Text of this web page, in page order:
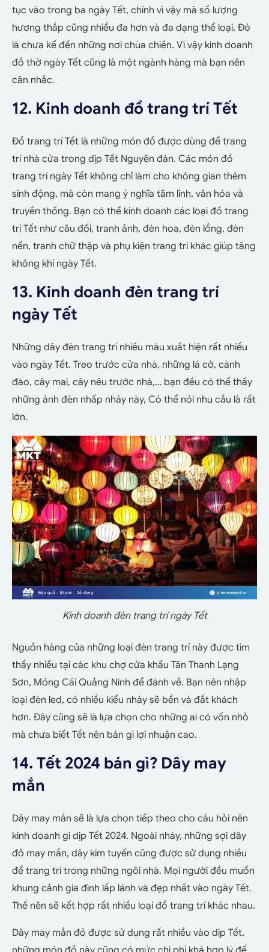
tục vào trong ba ngày Tết, chính vì vậy mà số lượng
hương thắp cũng nhiều đa hơn và đa dạng thể loại. Đó
là chưa kể đến những nơi chùa chiền. Vì vậy kinh doanh
đồ thờ ngày Tết cũng là một ngành hàng mà bạn nên
cân nhắc.
12. Kinh doanh đồ trang trí Tết
Đồ trang trí Tết là những món đồ được dùng để trang
trí nhà cửa trong dịp Tết Nguyên đán. Các món đồ
trang trí ngày Tết không chỉ làm cho không gian thêm
sinh động, mà còn mang ý nghĩa tâm linh, văn hóa và
truyền thống. Bạn có thể kinh doanh các loại đồ trang
trí Tết như câu đối, tranh ảnh, đèn hoa, đèn lồng, đèn
nến, tranh chữ thập và phụ kiện trang trí khác giúp tăng
không khí ngày Tết.
13. Kinh doanh đèn trang trí
ngày Tết
Những dây đèn trang trí nhiều màu xuất hiện rất nhiều
vào ngày Tết. Treo trước cửa nhà, những lá cờ, cành
đào, cây mai, cây nêu trước nhà,… bạn đều có thể thấy
những ánh đèn nhấp nháy này, Có thể nói nhu cầu là rất
lớn.
Kinh doanh đèn trang trí ngày Tết
Nguồn hàng của những loại đèn trang trí này được tìm
thấy nhiều tại các khu chợ cửa khẩu Tân Thanh Lạng
Sơn, Móng Cái Quảng Ninh để đánh về. Bạn nên nhập
loại đèn led, có nhiều kiểu nháy sẽ bền và đắt khách
hơn. Đây cũng sẽ là lựa chọn cho những ai có vốn nhỏ
mà chưa biết Tết nên bán gì lợi nhuận cao.
14. Tết 2024 bán gì? Dây may
mắn
Dây may mắn sẽ là lựa chọn tiếp theo cho câu hỏi nên
kinh doanh gì dịp Tết 2024. Ngoài nháy, những sợi dây
đỏ may mắn, dây kim tuyến cũng được sử dụng nhiều
để trang trí trong những ngôi nhà. Mọi người đều muốn
khung cảnh gia đình lấp lánh và đẹp nhất vào ngày Tết.
Thế nên sẽ kết hợp rất nhiều loại đồ trang trí khác nhau.
Dây may mắn đỏ được sử dụng rất nhiều vào dịp Tết,